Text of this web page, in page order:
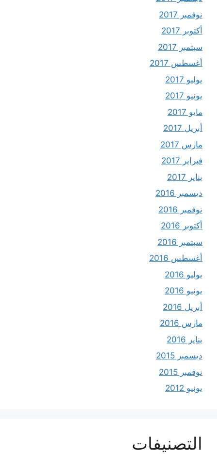
نوفمبر 2017
أكتوبر 2017
سبتمبر 2017
أغسطس 2017
يوليو 2017
يونيو 2017
مايو 2017
أبريل 2017
مارس 2017
فبراير 2017
يناير 2017
ديسمبر 2016
نوفمبر 2016
أكتوبر 2016
سبتمبر 2016
أغسطس 2016
يوليو 2016
يونيو 2016
أبريل 2016
مارس 2016
يناير 2016
ديسمبر 2015
نوفمبر 2015
يونيو 2012
التصنيفات